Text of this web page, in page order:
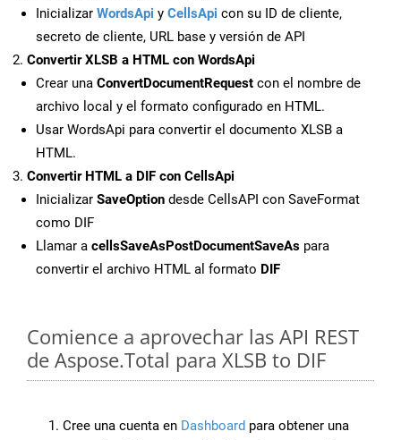
Inicializar WordsApi y CellsApi con su ID de cliente,
secreto de cliente, URL base y versión de API
Convertir XLSB a HTML con WordsApi
Crear una ConvertDocumentRequest con el nombre de
archivo local y el formato configurado en HTML.
Usar WordsApi para convertir el documento XLSB a
HTML.
Convertir HTML a DIF con CellsApi
Inicializar SaveOption desde CellsAPI con SaveFormat
como DIF
Llamar a cellsSaveAsPostDocumentSaveAs para
convertir el archivo HTML al formato DIF
Comience a aprovechar las API REST
de Aspose.Total para XLSB to DIF
Cree una cuenta en Dashboard para obtener una